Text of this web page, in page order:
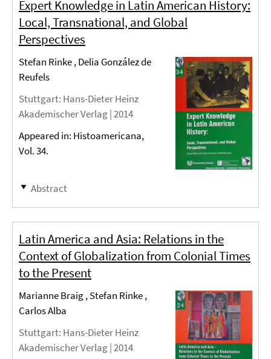
Expert Knowledge in Latin American History:
Local, Transnational, and Global
Perspectives
Stefan Rinke , Delia González de
Reufels
Stuttgart: Hans-Dieter Heinz
Akademischer Verlag |2014
Appeared in: Histoamericana,
Vol. 34.
Abstract
Latin America and Asia: Relations in the
Context of Globalization from Colonial Times
to the Present
Marianne Braig , Stefan Rinke ,
Carlos Alba
Stuttgart: Hans-Dieter Heinz
Akademischer Verlag |2014